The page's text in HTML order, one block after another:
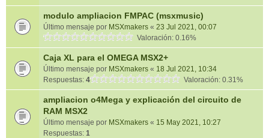
modulo ampliacion FMPAC (msxmusic)
Último mensaje por MSXmakers « 23 Jul 2021, 00:07
Valoración: 0.16%
Caja XL para el OMEGA MSX2+
Último mensaje por MSXmakers « 18 Jul 2021, 10:34
Respuestas: 4 Valoración: 0.31%
ampliacion o4Mega y explicación del circuito de
RAM MSX2
Último mensaje por MSXmakers « 15 May 2021, 10:27
Respuestas: 1